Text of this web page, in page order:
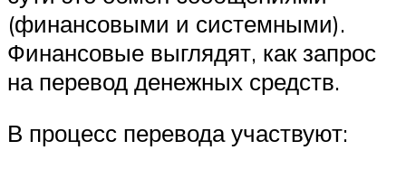
(финансовыми и системными).
Финансовые выглядят, как запрос
на перевод денежных средств.
В процесс перевода участвуют: